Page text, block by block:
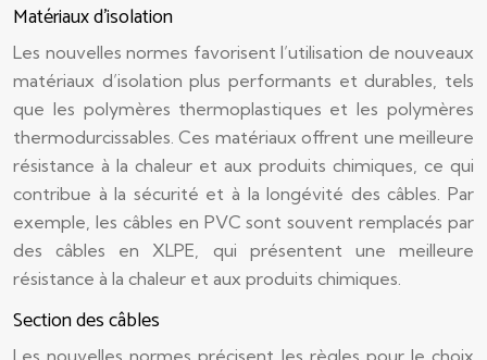
Matériaux d’isolation
Les nouvelles normes favorisent l’utilisation de nouveaux
matériaux d’isolation plus performants et durables, tels
que les polymères thermoplastiques et les polymères
thermodurcissables. Ces matériaux offrent une meilleure
résistance à la chaleur et aux produits chimiques, ce qui
contribue à la sécurité et à la longévité des câbles. Par
exemple, les câbles en PVC sont souvent remplacés par
des câbles en XLPE, qui présentent une meilleure
résistance à la chaleur et aux produits chimiques.
Section des câbles
Les nouvelles normes précisent les règles pour le choix